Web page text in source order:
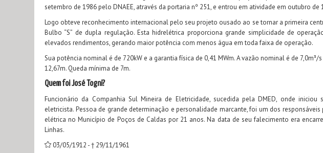
setembro de 1986 pelo DNAEE, através da portaria nº 251, e entrou em atividade em outubro de
Logo obteve reconhecimento internacional pelo seu projeto ousado ao se tornar a primeira
Bulbo “S” de dupla regulação. Esta hidrelétrica proporciona grande simplicidade de
elevados rendimentos, gerando maior potência com menos água em toda faixa de operação.
Sua potência nominal é de 720kW e a garantia física de 0,41 MWm. A vazão nominal é de 7,0m³/
12,67m. Queda mínima de 7m.
Quem foi José Togni?
Funcionário da Companhia Sul Mineira de Eletricidade, sucedida pela DMED, onde iniciou
eletricista. Pessoa de grande determinação e personalidade marcante, foi um dos
elétrica no Município de Poços de Caldas por 21 anos. Na data de seu falecimento era
Linhas.
03/05/1912 - † 29/11/1961